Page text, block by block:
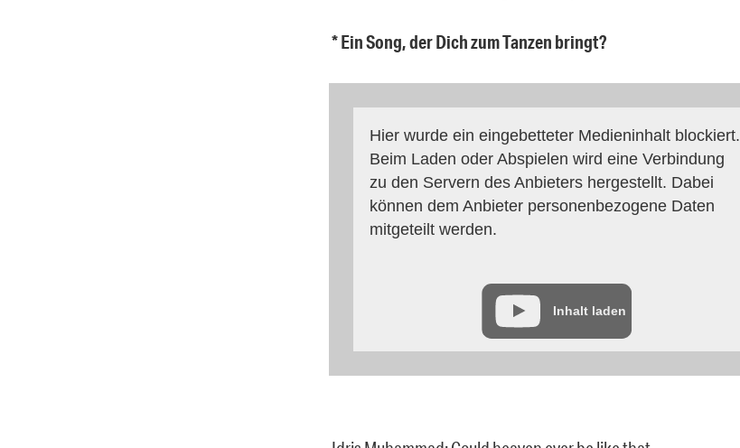
* Ein Song, der Dich zum Tanzen bringt?
Hier wurde ein eingebetteter Medieninhalt blockiert.
Beim Laden oder Abspielen wird eine Verbindung
zu den Servern des Anbieters hergestellt. Dabei
können dem Anbieter personenbezogene Daten
mitgeteilt werden.
Inhalt laden